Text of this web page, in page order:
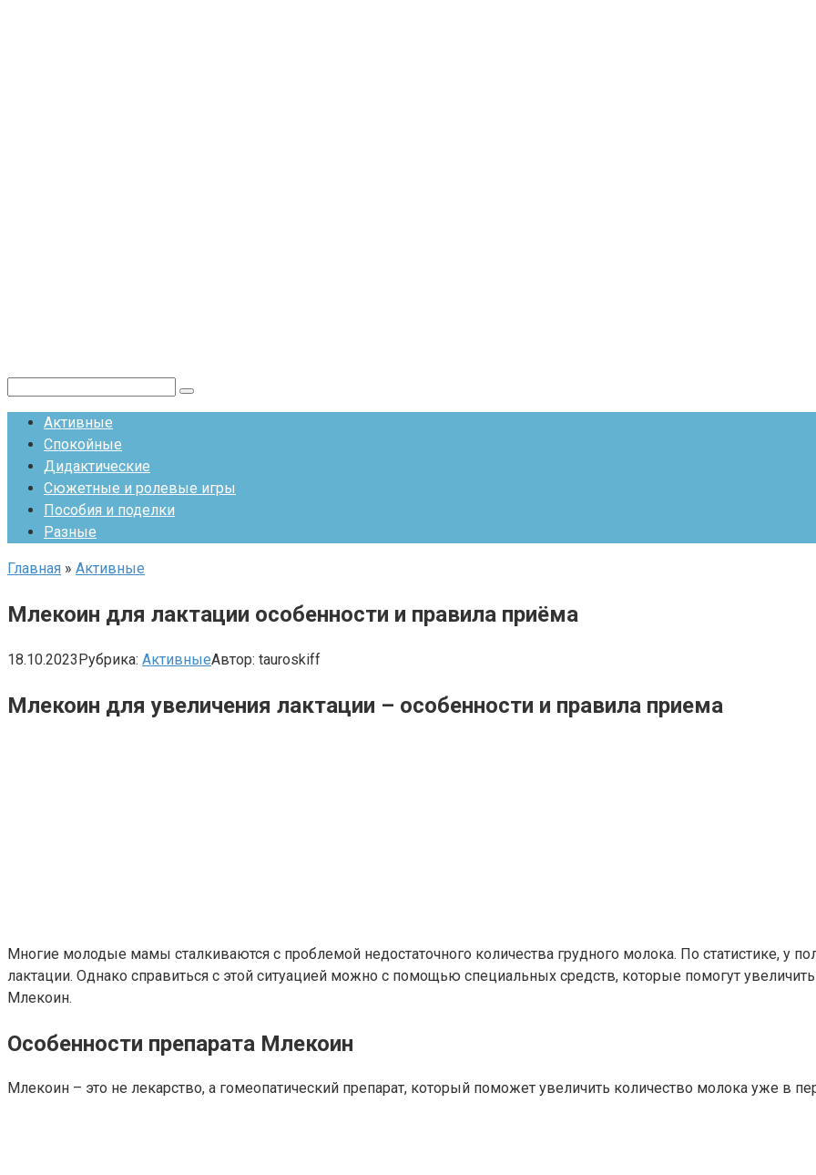
Активные
Спокойные
Дидактические
Сюжетные и ролевые игры
Пособия и поделки
Разные
Главная » Активные
Млекоин для лактации особенности и правила приёма
18.10.2023Рубрика: АктивныеАвтор: tauroskiff
Млекоин для увеличения лактации – особенности и правила приема
Многие молодые мамы сталкиваются с проблемой недостаточного количества грудного молока. По статистике,
лактации. Однако справиться с этой ситуацией можно с помощью специальных средств, которые помогут
Млекоин.
Особенности препарата Млекоин
Млекоин – это не лекарство, а гомеопатический препарат, который поможет увеличить количество молока уже в